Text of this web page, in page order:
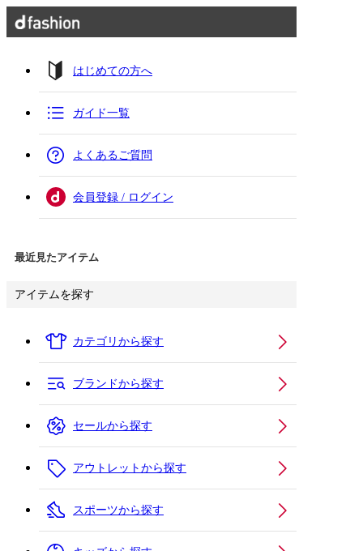
はじめての方へ
ガイド一覧
よくあるご質問
会員登録 / ログイン
最近見たアイテム
アイテムを探す
カテゴリから探す
ブランドから探す
セールから探す
アウトレットから探す
スポーツから探す